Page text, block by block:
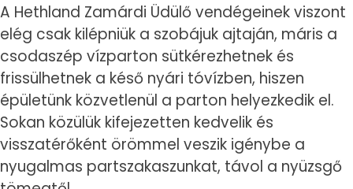
A Hethland Zamárdi Üdülő vendégeinek viszont
elég csak kilépniük a szobájuk ajtaján, máris a
csodaszép vízparton sütkérezhetnek és
frissülhetnek a késő nyári tóvízben, hiszen
épületünk közvetlenül a parton helyezkedik el.
Sokan közülük kifejezetten kedvelik és
visszatérőként örömmel veszik igénybe a
nyugalmas partszakaszunkat, távol a nyüzsgő